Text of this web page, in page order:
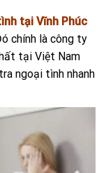
tại Vĩnh Phúc
chính là công ty
tại Việt Nam
ngoại tình nhanh